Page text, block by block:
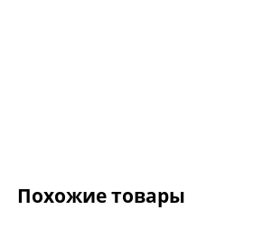
Похожие товары